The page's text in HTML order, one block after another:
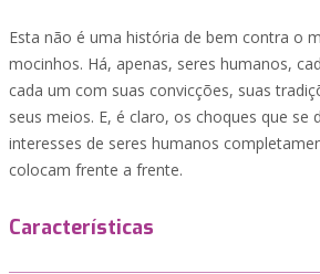
Esta não é uma história de bem contra o
mocinhos. Há, apenas, seres humanos,
cada um com suas convicções, suas
seus meios. E, é claro, os choques que se
interesses de seres humanos
colocam frente a frente.
Características